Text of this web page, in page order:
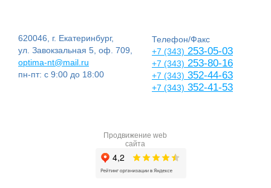
620046, г. Екатеринбург,
ул. Завокзальная 5, оф. 709,
optima-nt@mail.ru
пн-пт: с 9:00 до 18:00
Телефон/Факс
+7 (343) 253-05-03
+7 (343) 253-80-16
+7 (343) 352-44-63
+7 (343) 352-41-53
Продвижение web
сайта